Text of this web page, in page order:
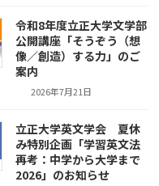
令和8年度立正大学文学部
公開講座「そうぞう（想
像／創造）する力」のご
案内
2026年7月21日
立正大学英文学会 夏休
み特別企画「学習英文法
再考：中学から大学まで
2026」のお知らせ